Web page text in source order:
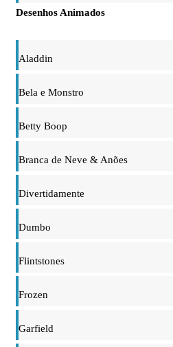
Desenhos Animados
Aladdin
Bela e Monstro
Betty Boop
Branca de Neve & Anões
Divertidamente
Dumbo
Flintstones
Frozen
Garfield